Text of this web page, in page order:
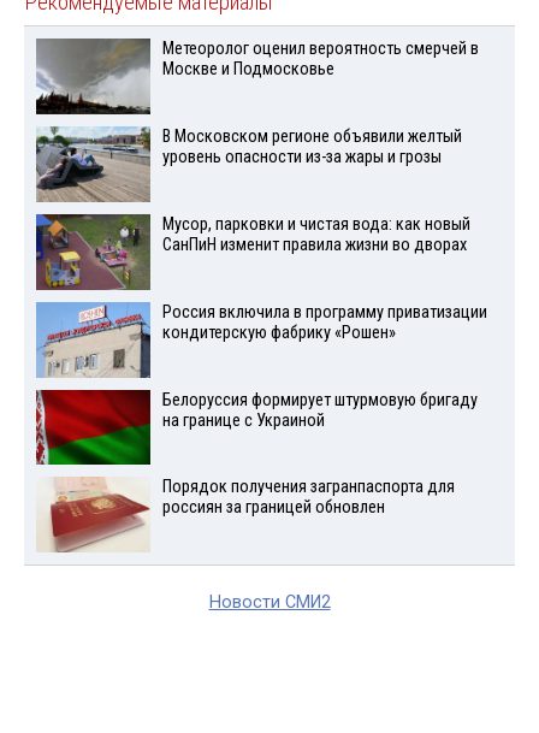
Метеоролог оценил вероятность смерчей в
Москве и Подмосковье
В Московском регионе объявили желтый
уровень опасности из-за жары и грозы
Мусор, парковки и чистая вода: как новый
СанПиН изменит правила жизни во дворах
Россия включила в программу приватизации
кондитерскую фабрику «Рошен»
Белоруссия формирует штурмовую бригаду
на границе с Украиной
Порядок получения загранпаспорта для
россиян за границей обновлен
Новости СМИ2